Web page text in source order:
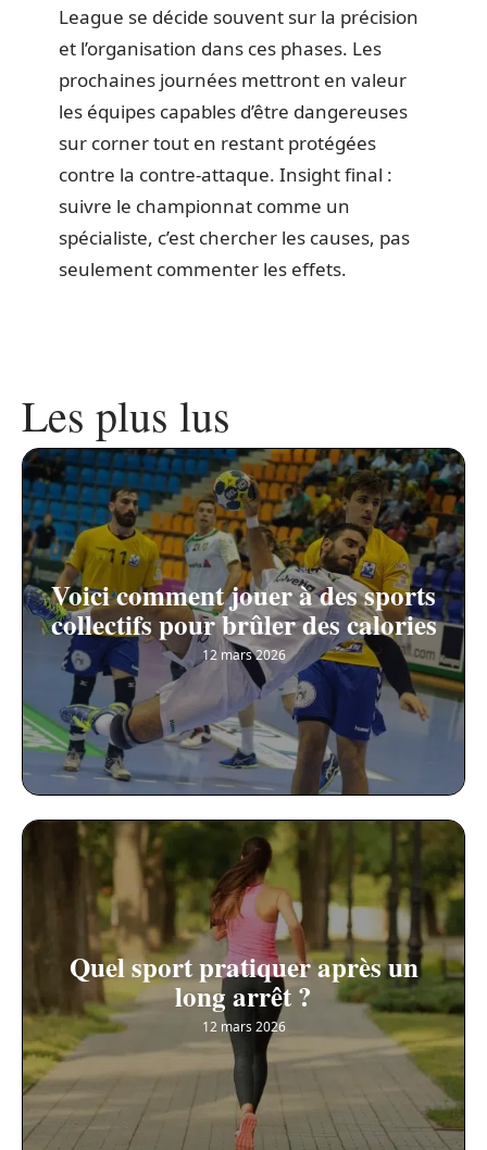
League se décide souvent sur la précision
et l’organisation dans ces phases. Les
prochaines journées mettront en valeur
les équipes capables d’être dangereuses
sur corner tout en restant protégées
contre la contre-attaque. Insight final :
suivre le championnat comme un
spécialiste, c’est chercher les causes, pas
seulement commenter les effets.
Les plus lus
Voici comment jouer à des sports
collectifs pour brûler des calories
12 mars 2026
Quel sport pratiquer après un
long arrêt ?
12 mars 2026